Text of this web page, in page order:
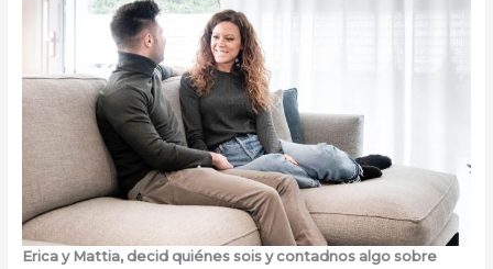
Erica y Mattia, decid quiénes sois y contadnos algo sobre